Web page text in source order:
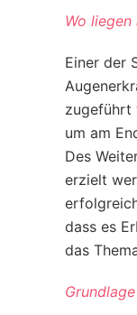
Wo
Einer der
zugeführt
um am
Des
erzielt
dass es
das